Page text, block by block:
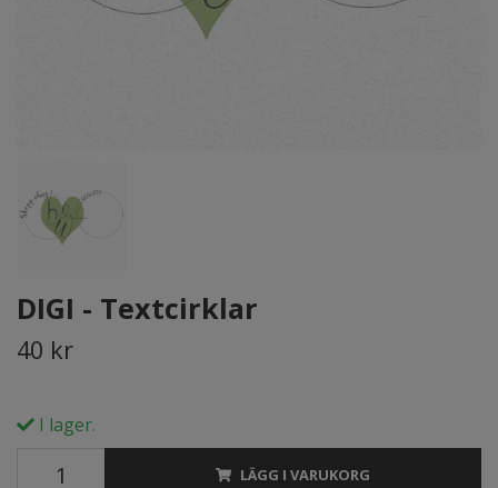
DIGI - Textcirklar
40 kr
I lager.
LÄGG I VARUKORG